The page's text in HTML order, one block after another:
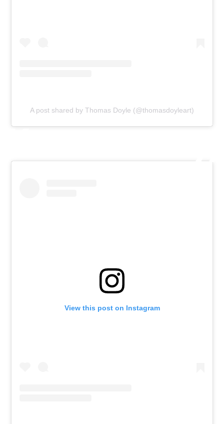
A post shared by Thomas Doyle (@thomasdoyleart)
View this post on Instagram